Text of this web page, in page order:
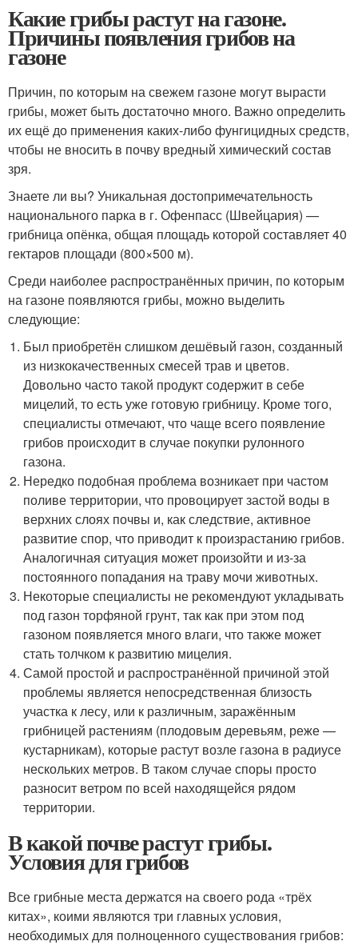
Какие грибы растут на газоне.
Причины появления грибов на
газоне
Причин, по которым на свежем газоне могут вырасти
грибы, может быть достаточно много. Важно определить
их ещё до применения каких-либо фунгицидных средств,
чтобы не вносить в почву вредный химический состав
зря.
Знаете ли вы? Уникальная достопримечательность
национального парка в г. Офенпасс (Швейцария) —
грибница опёнка, общая площадь которой составляет 40
гектаров площади (800×500 м).
Среди наиболее распространённых причин, по которым
на газоне появляются грибы, можно выделить
следующие:
Был приобретён слишком дешёвый газон, созданный
из низкокачественных смесей трав и цветов.
Довольно часто такой продукт содержит в себе
мицелий, то есть уже готовую грибницу. Кроме того,
специалисты отмечают, что чаще всего появление
грибов происходит в случае покупки рулонного
газона.
Нередко подобная проблема возникает при частом
поливе территории, что провоцирует застой воды в
верхних слоях почвы и, как следствие, активное
развитие спор, что приводит к произрастанию грибов.
Аналогичная ситуация может произойти и из-за
постоянного попадания на траву мочи животных.
Некоторые специалисты не рекомендуют укладывать
под газон торфяной грунт, так как при этом под
газоном появляется много влаги, что также может
стать толчком к развитию мицелия.
Самой простой и распространённой причиной этой
проблемы является непосредственная близость
участка к лесу, или к различным, заражённым
грибницей растениям (плодовым деревьям, реже —
кустарникам), которые растут возле газона в радиусе
нескольких метров. В таком случае споры просто
разносит ветром по всей находящейся рядом
территории.
В какой почве растут грибы.
Условия для грибов
Все грибные места держатся на своего рода «трёх
китах», коими являются три главных условия,
необходимых для полноценного существования грибов: